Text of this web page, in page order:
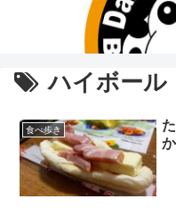
ハイボール
食べ歩き